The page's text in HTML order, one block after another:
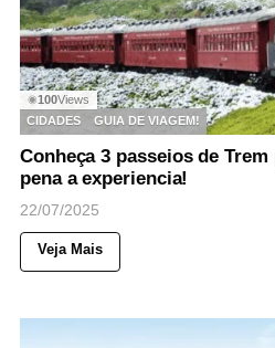
◉100Views
CIDADES
GUIA DE VIAGEM!
Conheça 3 passeios de
pena a experiencia!
22/07/2025
Veja Mais